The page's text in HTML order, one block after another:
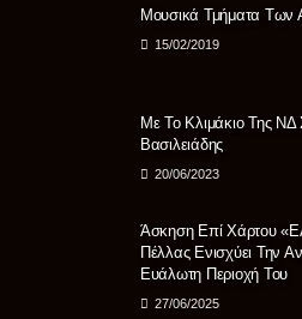
Μουσικά Τμήματα Των
15/02/2019
Με Το Κλιμάκιο Της
Βασιλειάδης
20/06/2023
Άσκηση Επί Χάρτου
Πέλλας Ενισχύει Την
Ευάλωτη Περιοχή Του
27/06/2025